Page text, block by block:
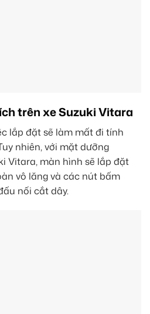
trên xe Suzuki Vitara
lắp đặt sẽ làm mất đi tính
nhiên, với mặt dưỡng
Vitara, màn hình sẽ lắp đặt
vô lăng và các nút bấm
nối cắt dây.